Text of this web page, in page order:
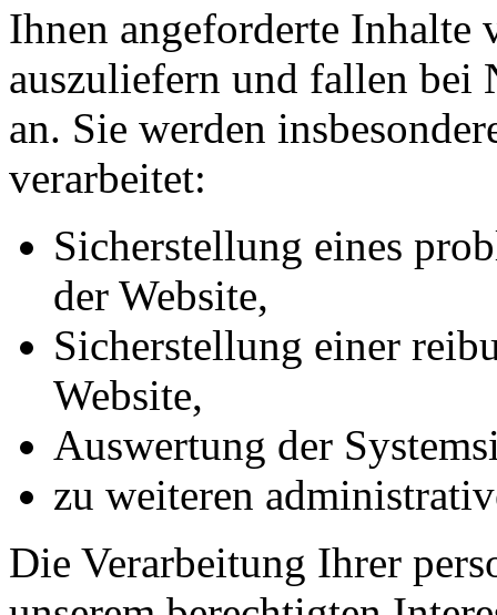
Ihnen angeforderte Inhalte
auszuliefern und fallen bei
an. Sie werden
verarbeitet:
Sicherstellung eines
der Website,
Sicherstellung einer
Website,
Auswertung der
zu weiteren
Die Verarbeitung Ihrer